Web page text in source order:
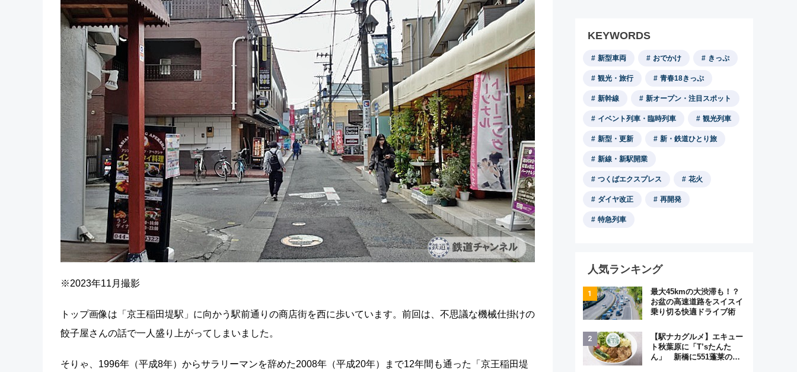
※2023年11月撮影
トップ画像は「京王稲田堤駅」に向かう駅前通りの商店街を西に歩いています。前回は、不思議な機械仕掛けの
餃子屋さんの話で一人盛り上がってしまいました。
そりゃ、1996年（平成8年）からサラリーマンを辞めた2008年（平成20年）まで12年間も通った「京王稲田堤
KEYWORDS
新型車両 おでかけ きっぷ
観光・旅行 青春18きっぷ
新幹線 新オープン・注目スポット
イベント列車・臨時列車 観光列車
新型・更新 新・鉄道ひとり旅
新線・新駅開業
つくばエクスプレス 花火
ダイヤ改正 再開発
特急列車
人気ランキング
最大45kmの大渋滞も！？
お盆の高速道路をスイスイ
乗り切る快適ドライブ術
【駅ナカグルメ】エキュー
ト秋葉原に「T’sたんた
ん」 新橋に551蓬莱の